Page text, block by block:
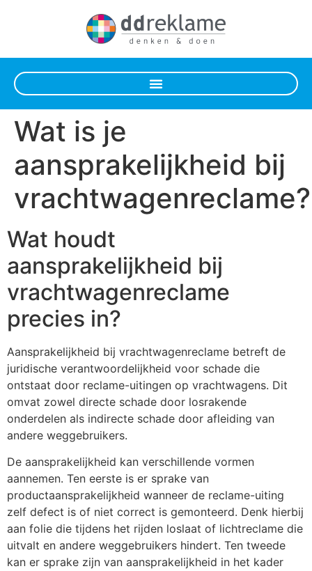
Wat is je
aansprakelijkheid bij
vrachtwagenreclame?
Wat houdt
aansprakelijkheid bij
vrachtwagenreclame
precies in?
Aansprakelijkheid bij vrachtwagenreclame betreft de
juridische verantwoordelijkheid voor schade die
ontstaat door reclame-uitingen op vrachtwagens. Dit
omvat zowel directe schade door losrakende
onderdelen als indirecte schade door afleiding van
andere weggebruikers.
De aansprakelijkheid kan verschillende vormen
aannemen. Ten eerste is er sprake van
productaansprakelijkheid wanneer de reclame-uiting
zelf defect is of niet correct is gemonteerd. Denk hierbij
aan folie die tijdens het rijden loslaat of lichtreclame die
uitvalt en andere weggebruikers hindert. Ten tweede
kan er sprake zijn van aansprakelijkheid in het kader